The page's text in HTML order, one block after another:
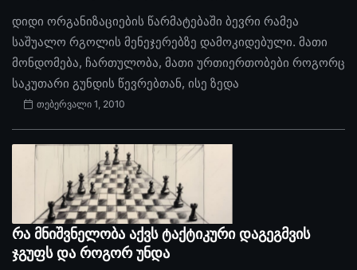
დიდი ორგანიზაციების წარმატებაში ბევრი რამეა
საშუალო რგოლის მენეჯერებზე დამოკიდებული. მათი
მონდომება, ჩართულობა, მათი ურთიერთობები როგორც
საკუთარი გუნდის წევრებთან, ისე ზედა
თებერვალი 1, 2010
რა მნიშვნელობა აქვს ტაქტიკური დაგეგმვის
ჯგუფს და როგორ უნდა